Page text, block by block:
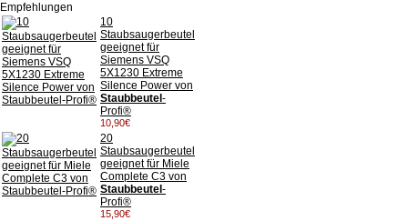
Empfehlungen
10
Staubsaugerbeutel
geeignet für
Siemens VSQ
5X1230 Extreme
Silence Power von
Staubbeutel -
Profi®
10,90€
20
Staubsaugerbeutel
geeignet für Miele
Complete C3 von
Staubbeutel -
Profi®
15,90€